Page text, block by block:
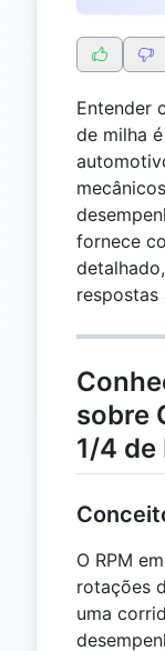
Entender
de milha
fornece
respostas
sobre
1/4 de
O RPM
rotações
uma